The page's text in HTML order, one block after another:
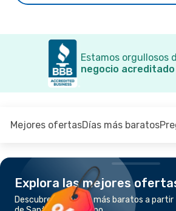
Estamos orgullosos
negocio
Mejores ofertasDías más baratos
Explora las mejores
Descubre los vuelos más baratos a partir